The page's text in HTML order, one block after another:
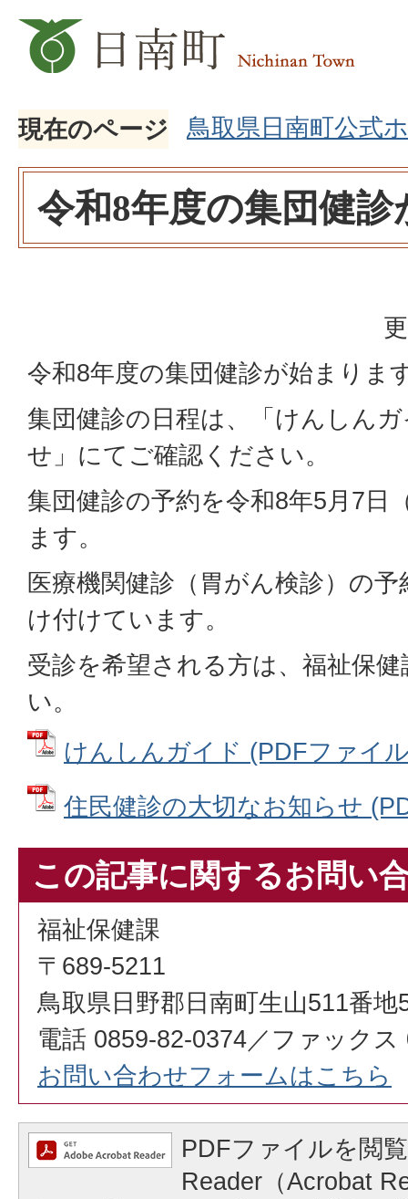
現在のページ 鳥取県日南町公式
令和8年度の集団健
令和8年度の集団健診が始まりま
集団健診の日程は、「けんしん
せ」にてご確認ください。
集団健診の予約を令和8年5月7日
ます。
医療機関健診（胃がん検診）の
け付けています。
受診を希望される方は、福祉保
い。
けんしんガイド (PDFファイ
住民健診の大切なお知らせ
この記事に関するお問い
福祉保健課
〒689-5211
鳥取県日野郡日南町生山511番地
電話 0859-82-0374／ファックス
お問い合わせフォームはこちら
PDFファイルを閲
Reader（Acrobat